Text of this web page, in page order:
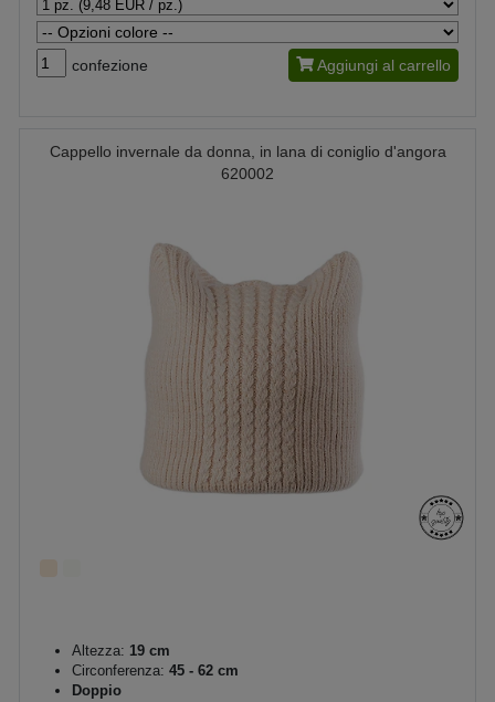
confezione Aggiungi al carrello
Cappello invernale da donna, in lana di coniglio d'angora
620002
Altezza: 19 cm
Circonferenza: 45 - 62 cm
Doppio